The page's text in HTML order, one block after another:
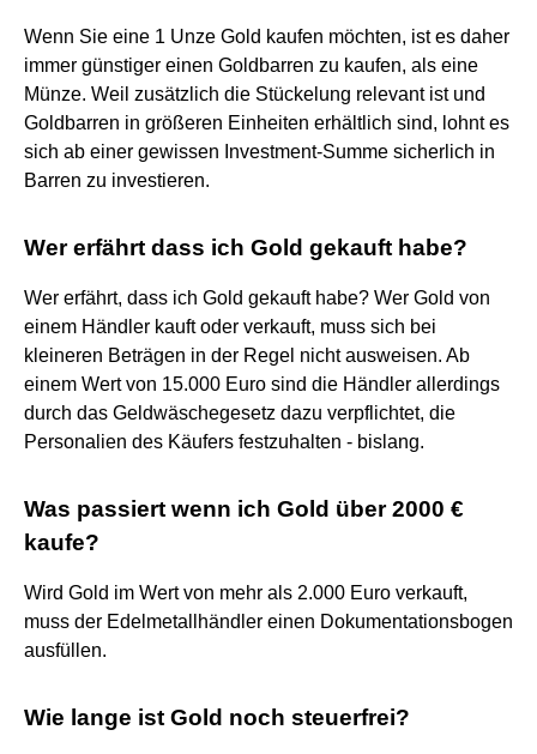
Wenn Sie eine 1 Unze Gold kaufen möchten, ist es daher
immer günstiger einen Goldbarren zu kaufen, als eine
Münze. Weil zusätzlich die Stückelung relevant ist und
Goldbarren in größeren Einheiten erhältlich sind, lohnt es
sich ab einer gewissen Investment-Summe sicherlich in
Barren zu investieren.
Wer erfährt dass ich Gold gekauft habe?
Wer erfährt, dass ich Gold gekauft habe? Wer Gold von
einem Händler kauft oder verkauft, muss sich bei
kleineren Beträgen in der Regel nicht ausweisen. Ab
einem Wert von 15.000 Euro sind die Händler allerdings
durch das Geldwäschegesetz dazu verpflichtet, die
Personalien des Käufers festzuhalten - bislang.
Was passiert wenn ich Gold über 2000 €
kaufe?
Wird Gold im Wert von mehr als 2.000 Euro verkauft,
muss der Edelmetallhändler einen Dokumentationsbogen
ausfüllen.
Wie lange ist Gold noch steuerfrei?